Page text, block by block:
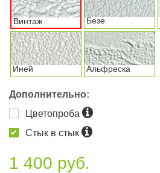
Винтаж Безе
Иней Альфреска
Дополнительно:
Цветопроба
Стык в стык
1 400 руб.